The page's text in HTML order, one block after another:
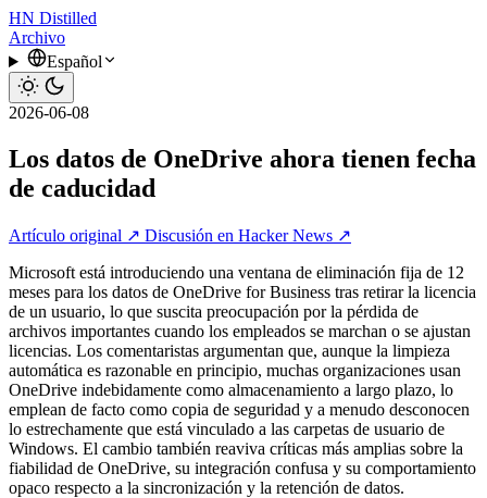
HN Distilled
Archivo
Español
2026-06-08
Los datos de OneDrive ahora tienen fecha
de caducidad
Artículo original ↗ Discusión en Hacker News ↗
Microsoft está introduciendo una ventana de eliminación fija de 12
meses para los datos de OneDrive for Business tras retirar la licencia
de un usuario, lo que suscita preocupación por la pérdida de
archivos importantes cuando los empleados se marchan o se ajustan
licencias. Los comentaristas argumentan que, aunque la limpieza
automática es razonable en principio, muchas organizaciones usan
OneDrive indebidamente como almacenamiento a largo plazo, lo
emplean de facto como copia de seguridad y a menudo desconocen
lo estrechamente que está vinculado a las carpetas de usuario de
Windows. El cambio también reaviva críticas más amplias sobre la
fiabilidad de OneDrive, su integración confusa y su comportamiento
opaco respecto a la sincronización y la retención de datos.